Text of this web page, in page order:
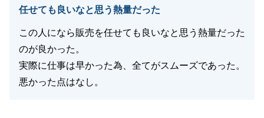
任せても良いなと思う熱量だった
この人になら販売を任せても良いなと思う熱量だった
のが良かった。
実際に仕事は早かった為、全てがスムーズであった。
悪かった点はなし。